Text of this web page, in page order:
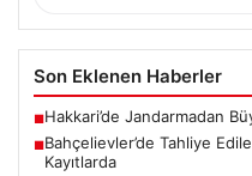
Son Eklenen Haberler
■Hakkari’de Jandarmadan
■Bahçelievler’de Tahliye
Kayıtlarda